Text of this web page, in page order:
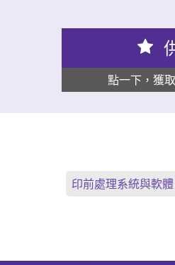
點一下，獲
印前處理系統與軟體